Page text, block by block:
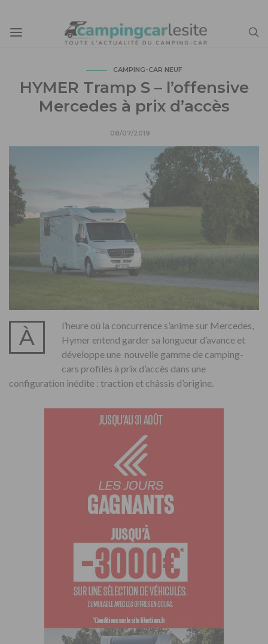
CAMPING-CAR NEUF
HYMER Tramp S – l’offensive
Mercedes à prix d’accès
08/07/2019
À
l’heure où la concurrence s’anime sur Mercedes,
Hymer entend garder sa longueur d’avance et
développe une nouvelle gamme de camping-
cars profilés à prix d’accès dans une
configuration inédite : traction et châssis d’origine.